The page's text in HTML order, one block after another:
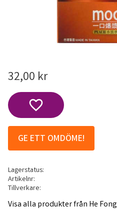
32,00 kr
Lägg till i favoriter
Lagerstatus
Artikelnr
Tillverkare
Visa alla produkter från He Fong
GE ETT OMDÖME!